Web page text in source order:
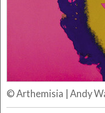
© Arthemisia Andy